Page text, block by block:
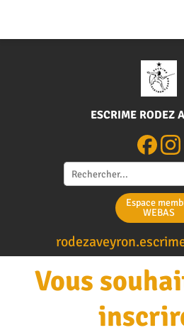
ESCRIME RODEZ
Espace
WEBAS
Vous